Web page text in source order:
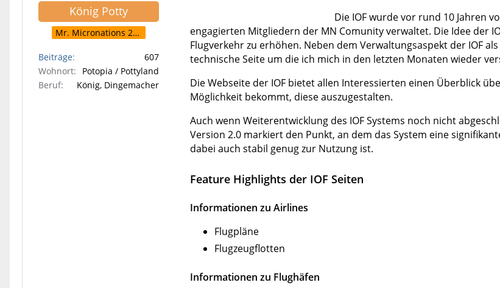
König Potty
Mr. Micronations 2006
Beiträge
607
Wohnort
Potopia / Pottyland
Beruf
König, Dingemacher
Die IOF wurde vor rund 10 Jahren
engagierten Mitgliedern der MN Comunity verwaltet. Die Idee der
Flugverkehr zu erhöhen. Neben dem Verwaltungsaspekt der IOF
technische Seite um die ich mich in den letzten Monaten wieder
Die Webseite der IOF bietet allen Interessierten einen Überblick
Möglichkeit bekommt, diese auszugestalten.
Auch wenn Weiterentwicklung des IOF Systems noch nicht
Version 2.0 markiert den Punkt, an dem das System eine
dabei auch stabil genug zur Nutzung ist.
Feature Highlights der IOF Seiten
Informationen zu Airlines
Flugpläne
Flugzeugflotten
Informationen zu Flughäfen